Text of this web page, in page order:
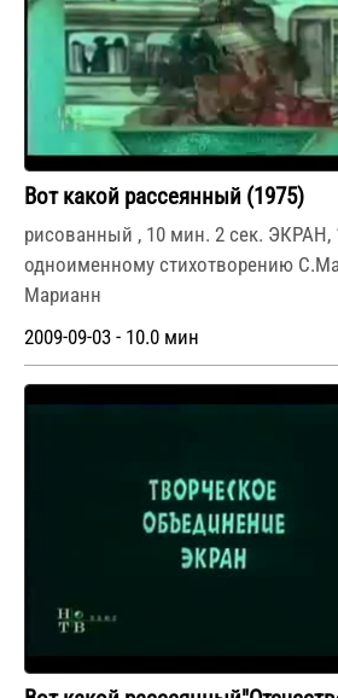
Вот какой рассеянный (1975)
рисованный , 10 мин. 2 сек. ЭКРАН,
одноименному стихотворению
Марианн
2009-09-03 - 10.0 мин